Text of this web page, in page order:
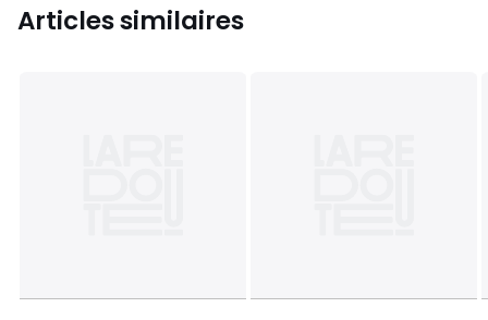
Articles similaires